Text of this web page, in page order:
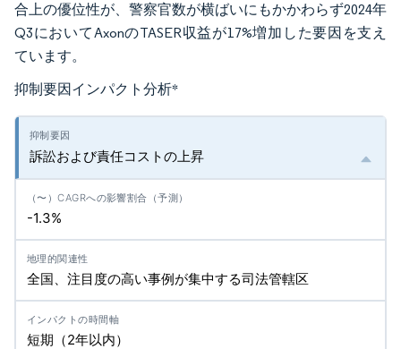
合上の優位性が、警察官数が横ばいにもかかわらず2024年
Q3においてAxonのTASER収益が17%増加した要因を支え
ています。
抑制要因インパクト分析*
訴訟および責任コストの上昇
-1.3%
全国、注目度の高い事例が集中する司法管轄区
短期（2年以内）